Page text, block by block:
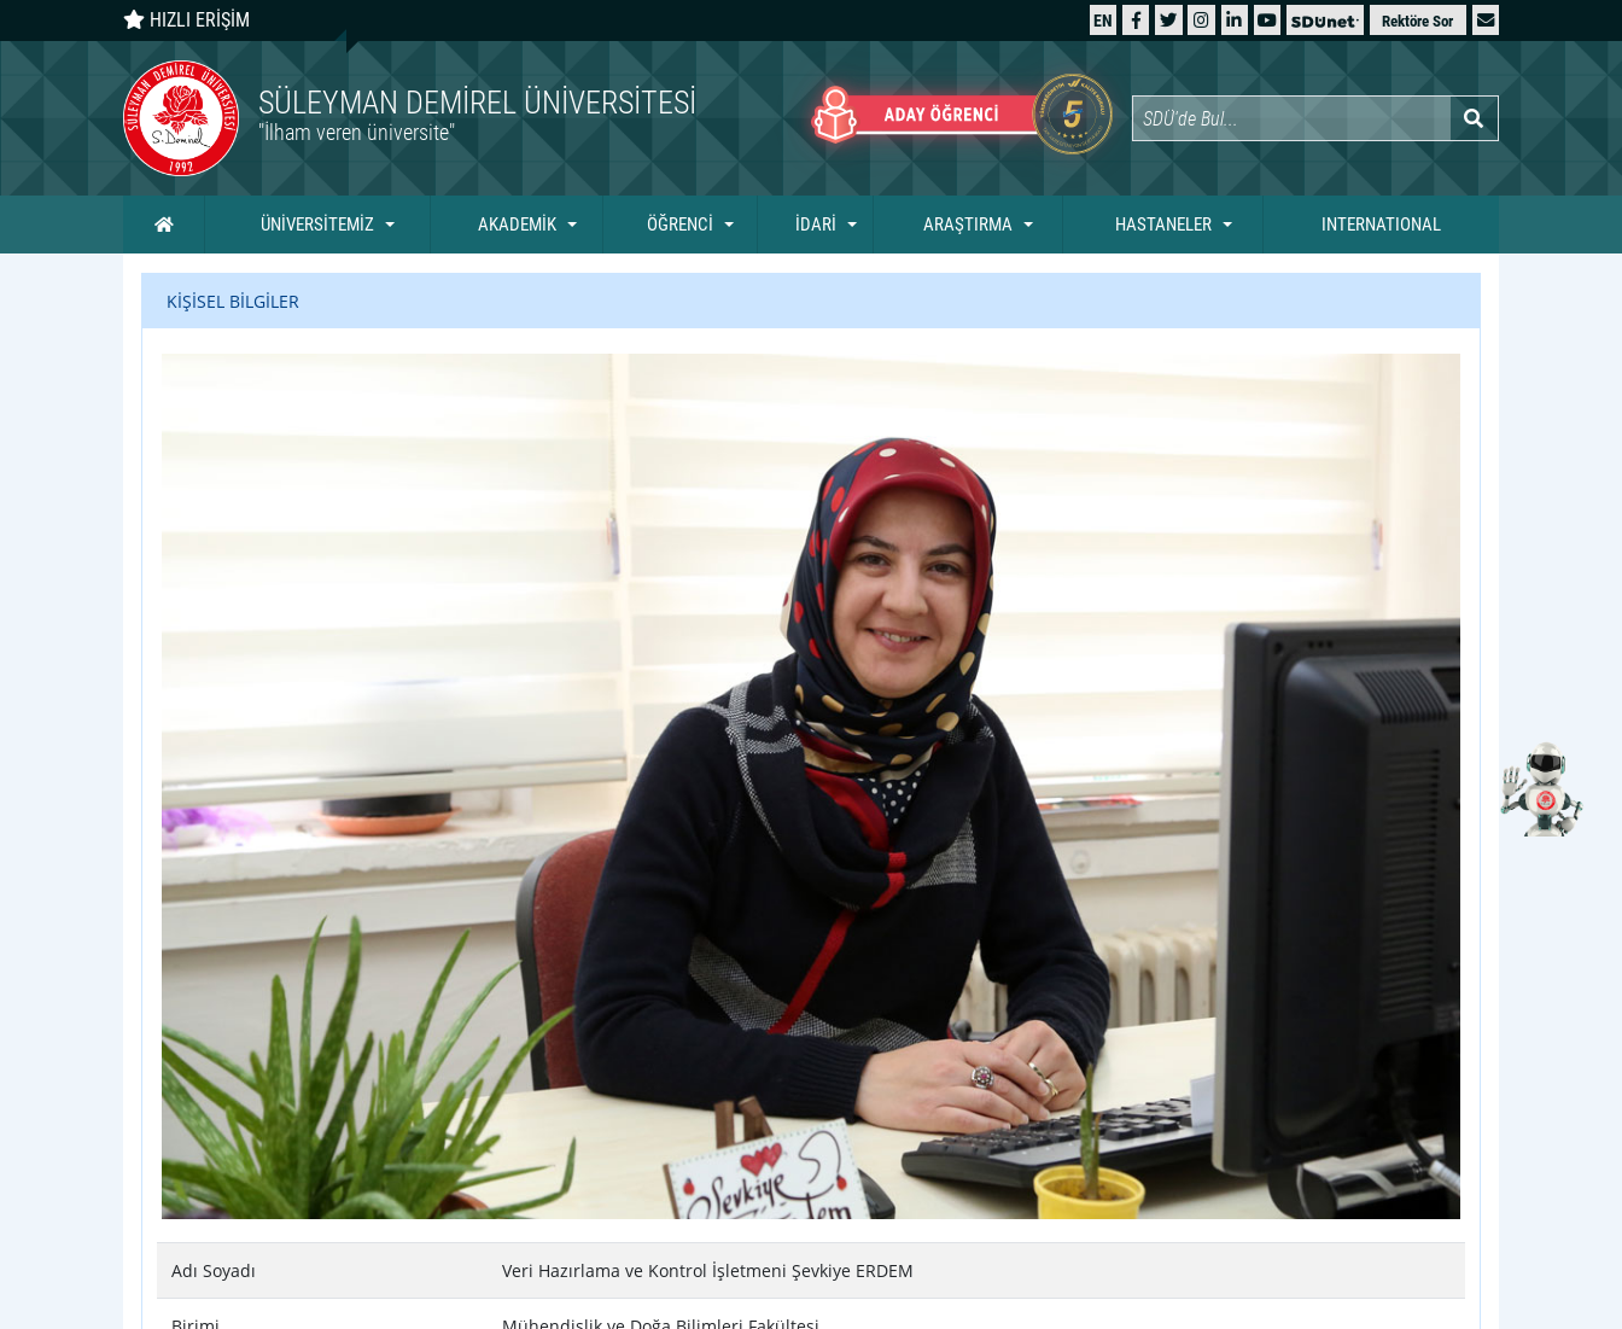
HIZLI ERİŞİM EN Rektöre Sor
SÜLEYMAN DEMIREL ÜNIVERSITESI
"İlham veren üniversite"
Ana Sayfa ÜNİVERSİTEMİZ AKADEMİK ÖĞRENCİ İDARİ ARAŞTIRMA HASTANELER INTERNATIONAL
KİŞİSEL BİLGİLER
Adı Soyadı Veri Hazırlama ve Kontrol İşletmeni Şevkiye ERDEM